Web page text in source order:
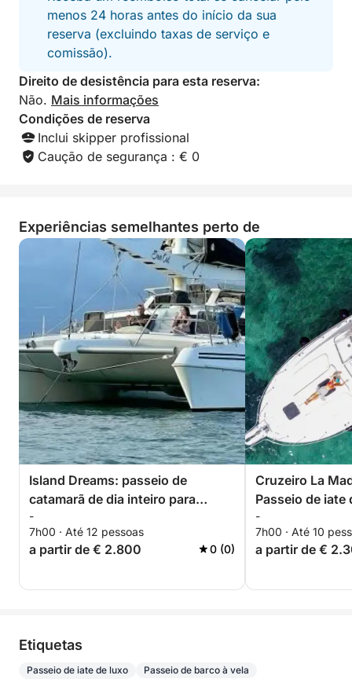
menos 24 horas antes do início da sua
reserva (excluindo taxas de serviço e
comissão).
Direito de desistência para esta reserva:
Não. Mais informações
Condições de reserva
Inclui skipper profissional
Caução de segurança : € 0
Experiências semelhantes perto de
Island Dreams: passeio de
catamarã de dia inteiro para
Spargi e Budelli
-
7h00 · Até 12 pessoas
a partir de € 2.800 0 (0)
Cruzeiro La
Passeio de iate
saindo de
Bertram 33
-
7h00 · Até 10
a partir de €
Etiquetas
Passeio de iate de luxo
Passeio de barco à vela